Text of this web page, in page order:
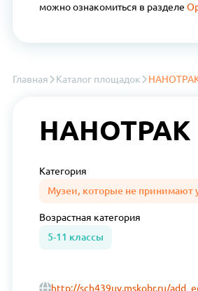
можно ознакомиться в разделе
Главная Каталог площадок
НАНОТРАК
Категория
Музеи, которые не принимают
Возрастная категория
5-11 классы
http://sch439uv.mskobr.ru/